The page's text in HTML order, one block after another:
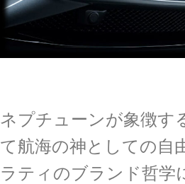
ネプチューンが象徴す
て航海の神としての自
ラティのブランド哲学